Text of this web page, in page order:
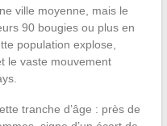
ville moyenne, mais le
90 bougies ou plus en
population explose,
le vaste mouvement
tranche d’âge : près de